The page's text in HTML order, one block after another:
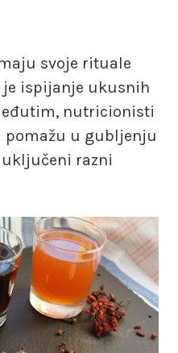
svoje rituale
je ispijanje ukusnih
nutricionisti
pomažu u gubljenju
razni